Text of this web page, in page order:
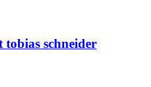
tobias schneider